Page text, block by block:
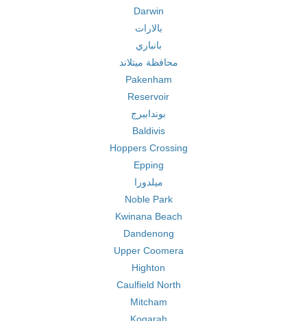
Darwin
بالارات
بانباري
محافظة ميتلاند
Pakenham
Reservoir
بوندابيرج
Baldivis
Hoppers Crossing
Epping
ميلدورا
Noble Park
Kwinana Beach
Dandenong
Upper Coomera
Highton
Caulfield North
Mitcham